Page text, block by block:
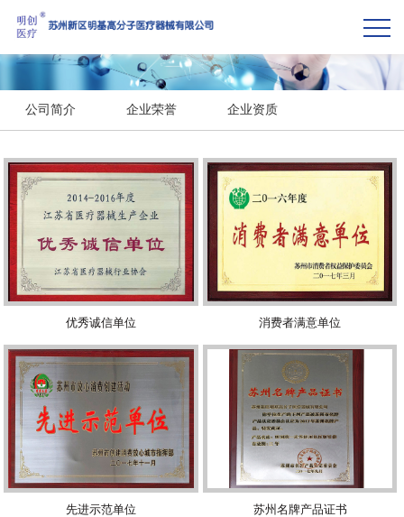
公司简介 企业荣誉 企业资质
优秀诚信单位 消费者满意单位
先进示范单位 苏州名牌产品证书